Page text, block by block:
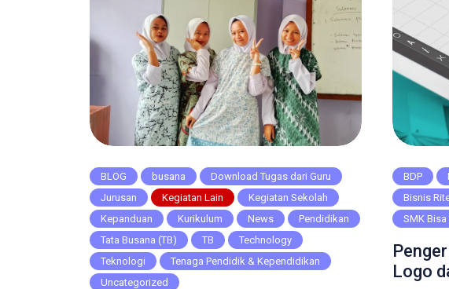
BLOG busana
Download Tugas dari Guru
Jurusan
Kegiatan Lain
Kegiatan Sekolah
Kepanduan
Kurikulum News
Pendidikan
Tata Busana (TB)
TB
Technology
Teknologi
Tenaga Pendidik & Kependidikan
Uncategorized
BDP
Bisnis
SMK
Logo